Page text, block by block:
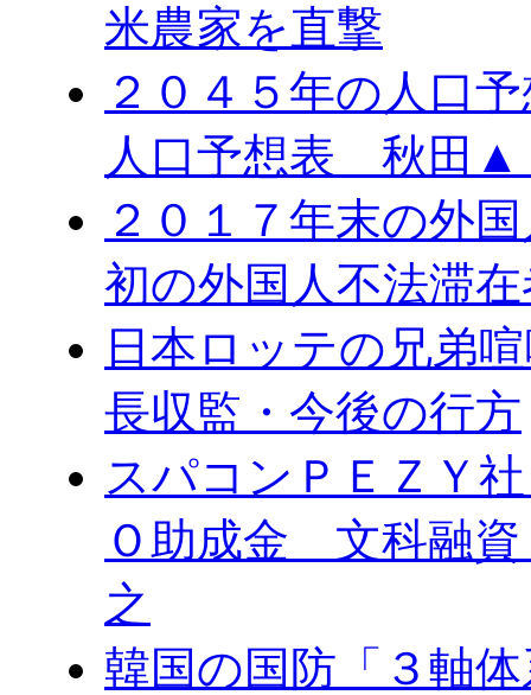
米農家を直撃
２０４５年の人口
人口予想表 秋田▲
２０１７年末の外
初の外国人不法滞
日本ロッテの兄弟
長収監・今後の行方
スパコンＰＥＺＹ
Ｏ助成金 文科融
之
韓国の国防「３軸